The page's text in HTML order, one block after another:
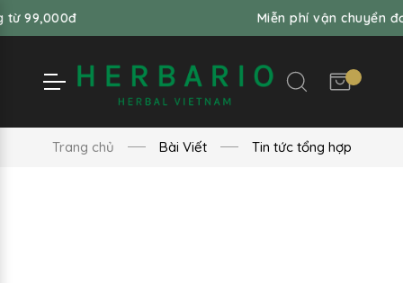
Miễn phí vận chuyển đơn hàng từ
Trang chủ Bài Viết Tin tức tổng hợp